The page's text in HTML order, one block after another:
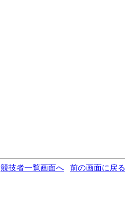
競技者一覧画面へ
前の画面に戻る